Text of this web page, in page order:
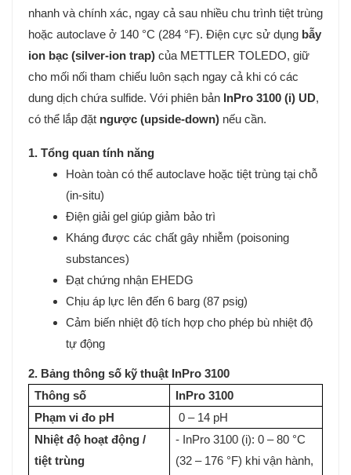
nhanh và chính xác, ngay cả sau nhiều chu trình tiệt trùng
hoặc autoclave ở 140 °C (284 °F). Điện cực sử dụng bẫy
ion bạc (silver-ion trap) của METTLER TOLEDO, giữ
cho mối nối tham chiếu luôn sạch ngay cả khi có các
dung dịch chứa sulfide. Với phiên bản InPro 3100 (i) UD,
có thể lắp đặt ngược (upside-down) nếu cần.
1. Tổng quan tính năng
Hoàn toàn có thể autoclave hoặc tiệt trùng tại chỗ
(in-situ)
Điện giải gel giúp giảm bảo trì
Kháng được các chất gây nhiễm (poisoning
substances)
Đạt chứng nhận EHEDG
Chịu áp lực lên đến 6 barg (87 psig)
Cảm biến nhiệt độ tích hợp cho phép bù nhiệt độ
tự động
2. Bảng thông số kỹ thuật InPro 3100
Thông số
InPro 3100
Phạm vi đo pH
0 – 14 pH
Nhiệt độ hoạt động /
tiệt trùng
- InPro 3100 (i): 0 – 80 °C
(32 – 176 °F) khi vận hành,